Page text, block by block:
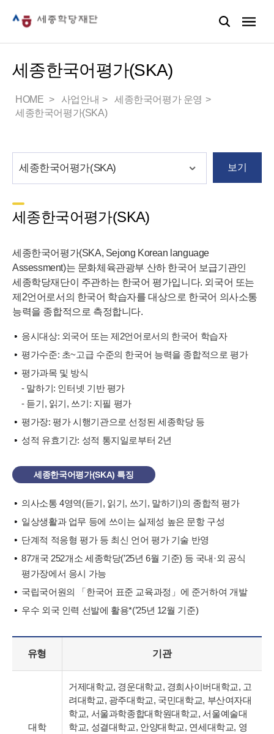
세종한국어평가(SKA)
HOME 사업안내
세종한국어평가 운영
세종한국어평가(SKA)
보기
세종한국어평가(SKA)
세종한국어평가(SKA, Sejong Korean language
Assessment)는 문화체육관광부 산하 한국어 보급기관인
세종학당재단이 주관하는 한국어 평가입니다. 외국어 또는
제2언어로서의 한국어 학습자를 대상으로 한국어 의사소통
능력을 종합적으로 측정합니다.
응시대상: 외국어 또는 제2언어로서의 한국어 학습자
평가수준: 초~고급 수준의 한국어 능력을 종합적으로 평가
평가과목 및 방식
- 말하기: 인터넷 기반 평가
- 듣기, 읽기, 쓰기: 지필 평가
평가장: 평가 시행기관으로 선정된 세종학당 등
성적 유효기간: 성적 통지일로부터 2년
세종한국어평가(SKA) 특징
의사소통 4영역(듣기, 읽기, 쓰기, 말하기)의 종합적 평가
일상생활과 업무 등에 쓰이는 실제성 높은 문항 구성
단계적 적응형 평가 등 최신 언어 평가 기술 반영
87개국 252개소 세종학당(’25년 6월 기준) 등 국내·외 공식
평가장에서 응시 가능
국립국어원의 「한국어 표준 교육과정」에 준거하여 개발
우수 외국 인력 선발에 활용*(’25년 12월 기준)
유형 기관
대학
거제대학교, 경운대학교, 경희사이버대학교, 고
려대학교, 광주대학교, 국민대학교, 부산여자대
학교, 서울과학종합대학원대학교, 서울예술대
학교, 성결대학교, 안양대학교, 연세대학교, 영